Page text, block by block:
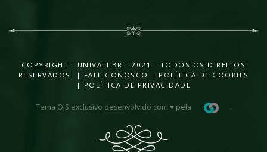
COPYRIGHT - UNIVALI.BR - 2021 - TODOS OS DIREITOS
RESERVADOS |
FALE CONOSCO | POLÍTICA DE COOKIES
| POLÍTICA DE PRIVACIDADE
Tema OJS exclusivo desenvolvido com ♥ pela .